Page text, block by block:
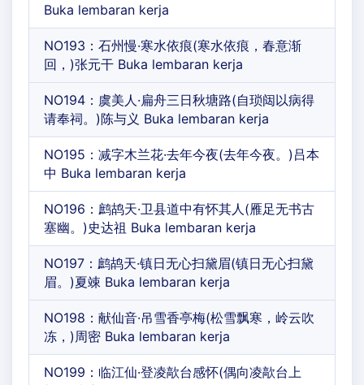
Buka lembaran kerja
NO193：石州慢·寒水依痕(寒水依痕，春意渐
回，)张元干 Buka lembaran kerja
NO194：虞美人·扁舟三日秋塘路(自琐闼以病得
请奉祠。)陈与义 Buka lembaran kerja
NO195：减字木兰花·去年今夜(去年今夜。)吕本
中 Buka lembaran kerja
NO196：鹧鸪天·卫县道中有怀其人(雁足无书古
塞幽。)史达祖 Buka lembaran kerja
NO197：鹧鸪天·镇日无心扫黛眉(镇日无心扫黛
眉。)夏竦 Buka lembaran kerja
NO198：献仙音·吊雪香亭梅(松雪飘寒，岭云吹
冻，)周密 Buka lembaran kerja
NO199：临江仙·登凌歊台感怀(偶向凌歊台上